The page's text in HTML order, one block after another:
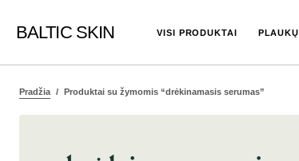
BALTIC SKIN VISI PRODUKTAI
Pradžia Produktai su žymomis “drėkinamasis serumas”